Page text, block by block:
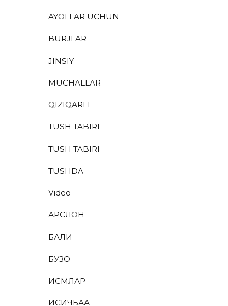
AYOLLAR UCHUN
BURJLAR
JINSIY
MUCHALLAR
QIZIQARLI
TUSH TABIRI
TUSH TABIRI
TUSHDA
Video
АРСЛОН
БАЛИҚ
БУЗОҚ
ИСМЛАР
ҚИСҚИЧБАҚА